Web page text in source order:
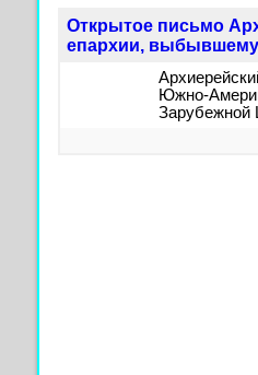
Открытое письмо
епархии, выбывшему
Южно-
Зарубежной